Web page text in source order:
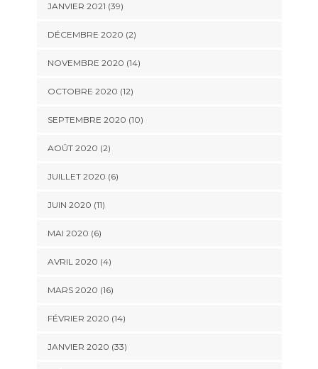
JANVIER 2021 (39)
DÉCEMBRE 2020 (2)
NOVEMBRE 2020 (14)
OCTOBRE 2020 (12)
SEPTEMBRE 2020 (10)
AOÛT 2020 (2)
JUILLET 2020 (6)
JUIN 2020 (11)
MAI 2020 (6)
AVRIL 2020 (4)
MARS 2020 (16)
FÉVRIER 2020 (14)
JANVIER 2020 (33)